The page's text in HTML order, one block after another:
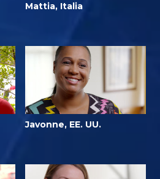
Mattia, Italia
Javonne, EE. UU.